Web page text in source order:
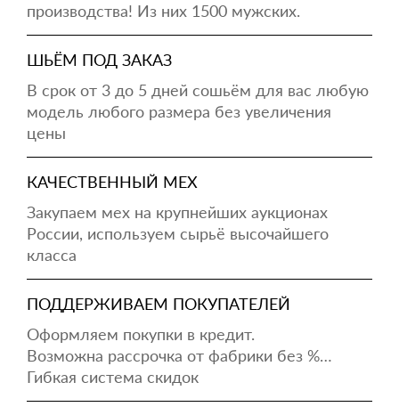
производства! Из них 1500 мужских.
ШЬЁМ ПОД ЗАКАЗ
В срок от 3 до 5 дней сошьём для вас любую
модель любого размера без увеличения
цены
КАЧЕСТВЕННЫЙ МЕХ
Закупаем мех на крупнейших аукционах
России, используем сырьё высочайшего
класса
ПОДДЕРЖИВАЕМ ПОКУПАТЕЛЕЙ
Оформляем покупки в кредит.
Возможна рассрочка от фабрики без %…
Гибкая система скидок